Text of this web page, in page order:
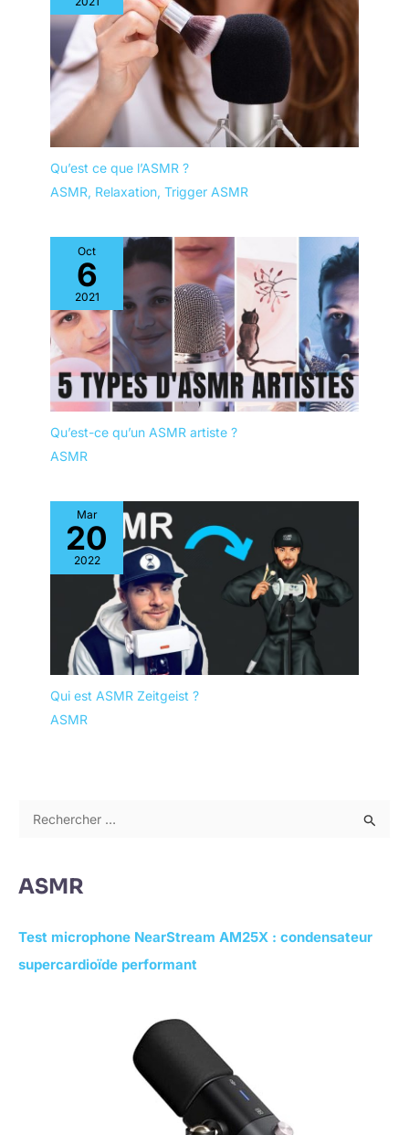
Qu’est ce que l’ASMR ?
ASMR, Relaxation, Trigger ASMR
Oct
6
2021
Qu’est-ce qu’un ASMR artiste ?
ASMR
Mar
20
2022
Qui est ASMR Zeitgeist ?
ASMR
ASMR
Test microphone NearStream AM25X : condensateur
supercardioïde performant